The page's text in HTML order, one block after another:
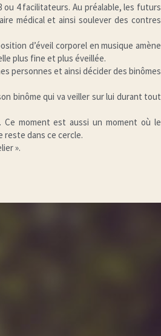
ou 4 facilitateurs. Au préalable, les futurs
médical et ainsi soulever des contres
d’éveil corporel en musique amène
plus fine et plus éveillée.
personnes et ainsi décider des binômes
binôme qui va veiller sur lui durant tout
moment est aussi un moment où le
reste dans ce cercle.
».